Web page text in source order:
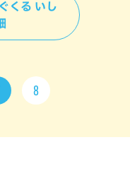
くる いし
8